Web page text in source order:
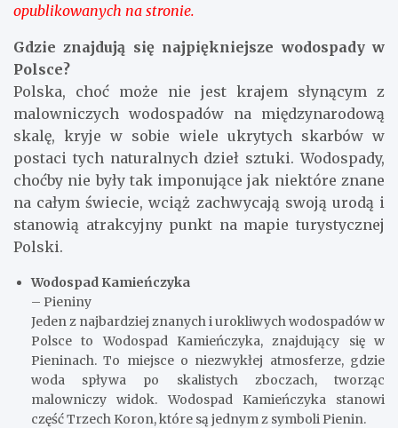
opublikowanych na stronie.
Gdzie znajdują się najpiękniejsze wodospady w
Polsce?
Polska, choć może nie jest krajem słynącym z
malowniczych wodospadów na międzynarodową
skalę, kryje w sobie wiele ukrytych skarbów w
postaci tych naturalnych dzieł sztuki. Wodospady,
choćby nie były tak imponujące jak niektóre znane
na całym świecie, wciąż zachwycają swoją urodą i
stanowią atrakcyjny punkt na mapie turystycznej
Polski.
Wodospad Kamieńczyka
– Pieniny
Jeden z najbardziej znanych i urokliwych wodospadów w
Polsce to Wodospad Kamieńczyka, znajdujący się w
Pieninach. To miejsce o niezwykłej atmosferze, gdzie
woda spływa po skalistych zboczach, tworząc
malowniczy widok. Wodospad Kamieńczyka stanowi
część Trzech Koron, które są jednym z symboli Pienin.